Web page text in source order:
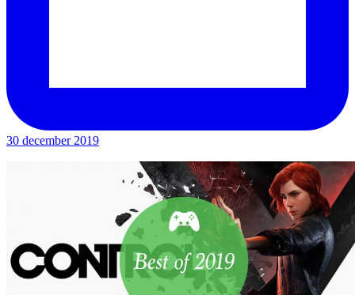
30 december 2019